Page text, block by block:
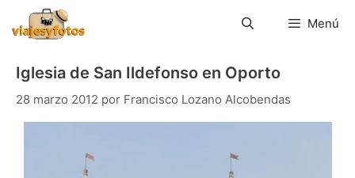
contenido
Menú
Iglesia de San Ildefonso en Oporto
28 marzo 2012 por Francisco Lozano Alcobendas